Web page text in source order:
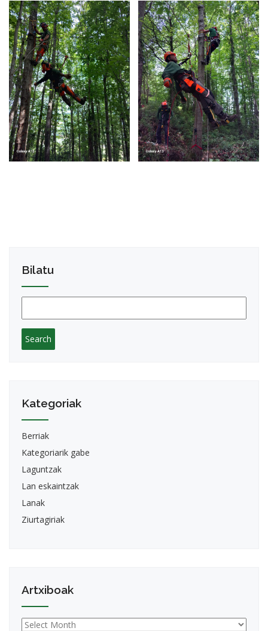
Bilatu
Kategoriak
Berriak
Kategoriarik gabe
Laguntzak
Lan eskaintzak
Lanak
Ziurtagiriak
Artxiboak
Artxiboak